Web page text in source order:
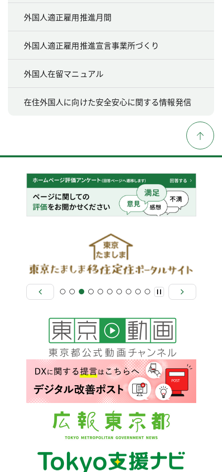
外国人適正雇用推進月間
外国人適正雇用推進宣言事業所づくり
外国人在留マニュアル
在住外国人に向けた安全安心に関する情報発信